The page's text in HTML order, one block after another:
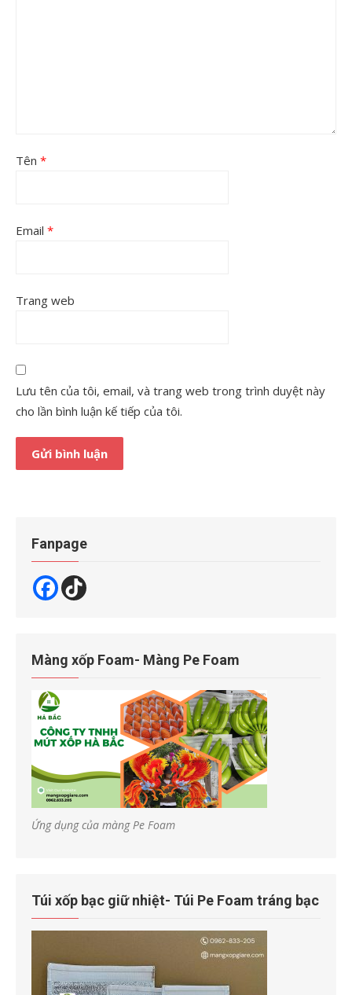
Tên *
Email *
Trang web
Lưu tên của tôi, email, và trang web trong trình duyệt này
cho lần bình luận kế tiếp của tôi.
Fanpage
Màng xốp Foam- Màng Pe Foam
Ứng dụng của màng Pe Foam
Túi xốp bạc giữ nhiệt- Túi Pe Foam tráng bạc